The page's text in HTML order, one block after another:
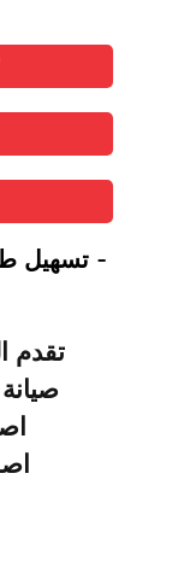
- تسهيل
تقدم